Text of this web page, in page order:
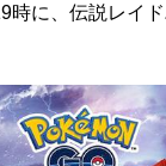
時に、伝説レイ